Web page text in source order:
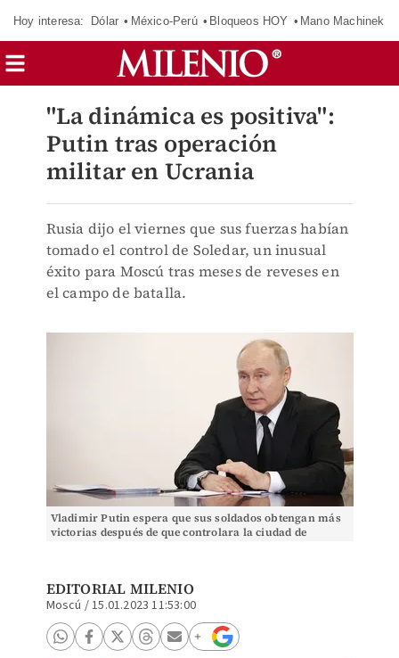
Hoy interesa: Dólar México-Perú Bloqueos HOY Mano Machinek
"La dinámica es positiva":
Putin tras operación
militar en Ucrania
Rusia dijo el viernes que sus fuerzas habían
tomado el control de Soledar, un inusual
éxito para Moscú tras meses de reveses en
el campo de batalla.
Vladimir Putin espera que sus soldados obtengan más
victorias después de que controlara la ciudad de
EDITORIAL MILENIO
Moscú /15.01.2023 11:53:00